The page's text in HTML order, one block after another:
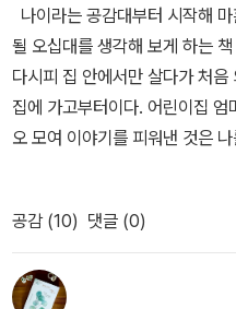
나이라는 공감대부터 시작해
될 오십대를 생각해 보게 하는
다시피 집 안에서만 살다가 처음
집에 가고부터이다. 어린이집
오 모여 이야기를 피워낸 것은
만들어 주고 싶어 나가기 시작
는 한 것 같다.​아무도 나에게 희
마를 보고 자랐다는 글 꼭지가
봐야 하는 내 인생 전반전 갈무
공감 (10) 댓글 (0)